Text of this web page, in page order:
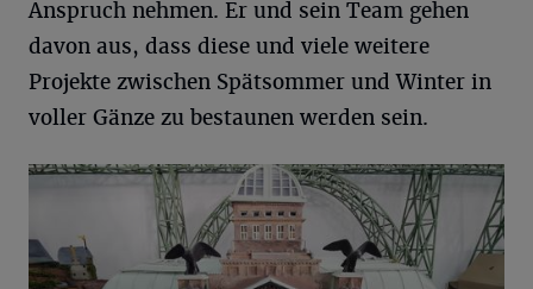
Anspruch nehmen. Er und sein Team gehen
davon aus, dass diese und viele weitere
Projekte zwischen Spätsommer und Winter in
voller Gänze zu bestaunen werden sein.